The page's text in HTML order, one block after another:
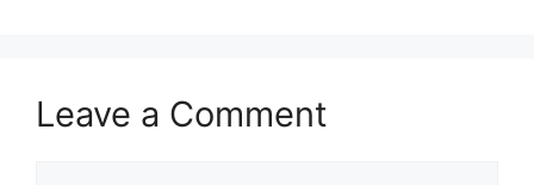
Leave a Comment